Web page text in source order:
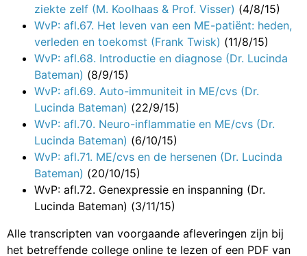
ziekte zelf (M. Koolhaas & Prof. Visser) (4/8/15)
WvP: afl.67. Het leven van een ME-patiënt: heden,
verleden en toekomst (Frank Twisk) (11/8/15)
WvP: afl.68. Introductie en diagnose (Dr. Lucinda
Bateman) (8/9/15)
WvP: afl.69. Auto-immuniteit in ME/cvs (Dr.
Lucinda Bateman) (22/9/15)
WvP: afl.70. Neuro-inflammatie en ME/cvs (Dr.
Lucinda Bateman) (6/10/15)
WvP: afl.71. ME/cvs en de hersenen (Dr. Lucinda
Bateman) (20/10/15)
WvP: afl.72. Genexpressie en inspanning (Dr.
Lucinda Bateman) (3/11/15)
Alle transcripten van voorgaande afleveringen zijn bij
het betreffende college online te lezen of een PDF van